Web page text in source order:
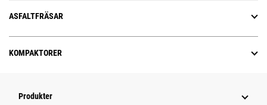
ASFALTFRÄSAR
KOMPAKTORER
Produkter